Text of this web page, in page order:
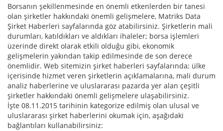
Borsanın şekillenmesinde en önemli etkenlerden bir tanesi
olan şirketler hakkındaki önemli gelişmelere, Matriks Data
Şirket Haberleri sayfalarında göz atabilirsiniz. Şirketlerin mali
durumları, katıldıkları ve aldıkları ihaleler; borsa işlemleri
üzerinde direkt olarak etkili olduğu gibi, ekonomik
gelişmelerin yakından takip edilmesinde de son derece
önemlidir. Web sitemizin şirket haberleri sayfalarında; ülke
içerisinde hizmet veren şirketlerin açıklamalarına, mali durum
analiz haberlerine ve uluslararası pazarda yer alan çeşitli
şirketler hakkındaki önemli gelişmelere ulaşabilirsiniz.
İşte 08.11.2015 tarihinin kategorize edilmiş olan ulusal ve
uluslararası şirket haberlerini okumak için, aşağıdaki
bağlantıları kullanabilirsiniz: